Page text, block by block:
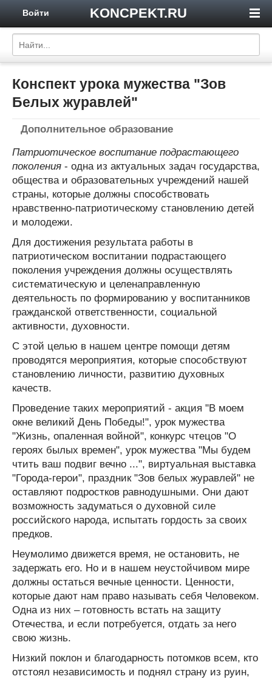
KONCPEKT.RU
Войти
Конспект урока мужества "Зов
Белых журавлей"
Дополнительное образование
Патриотическое воспитание подрастающего
поколения - одна из актуальных задач государства,
общества и образовательных учреждений нашей
страны, которые должны способствовать
нравственно-патриотическому становлению детей
и молодежи.
Для достижения результата работы в
патриотическом воспитании подрастающего
поколения учреждения должны осуществлять
систематическую и целенаправленную
деятельность по формированию у воспитанников
гражданской ответственности, социальной
активности, духовности.
С этой целью в нашем центре помощи детям
проводятся мероприятия, которые способствуют
становлению личности, развитию духовных
качеств.
Проведение таких мероприятий - акция "В моем
окне великий День Победы!", урок мужества
"Жизнь, опаленная войной", конкурс чтецов "О
героях былых времен", урок мужества "Мы будем
чтить ваш подвиг вечно ...", виртуальная выставка
"Города-герои", праздник "Зов белых журавлей" не
оставляют подростков равнодушными. Они дают
возможность задуматься о духовной силе
российского народа, испытать гордость за своих
предков.
Неумолимо движется время, не остановить, не
задержать его. Но и в нашем неустойчивом мире
должны остаться вечные ценности. Ценности,
которые дают нам право называть себя Человеком.
Одна из них – готовность встать на защиту
Отечества, и если потребуется, отдать за него
свою жизнь.
Низкий поклон и благодарность потомков всем, кто
отстоял независимость и поднял страну из руин,